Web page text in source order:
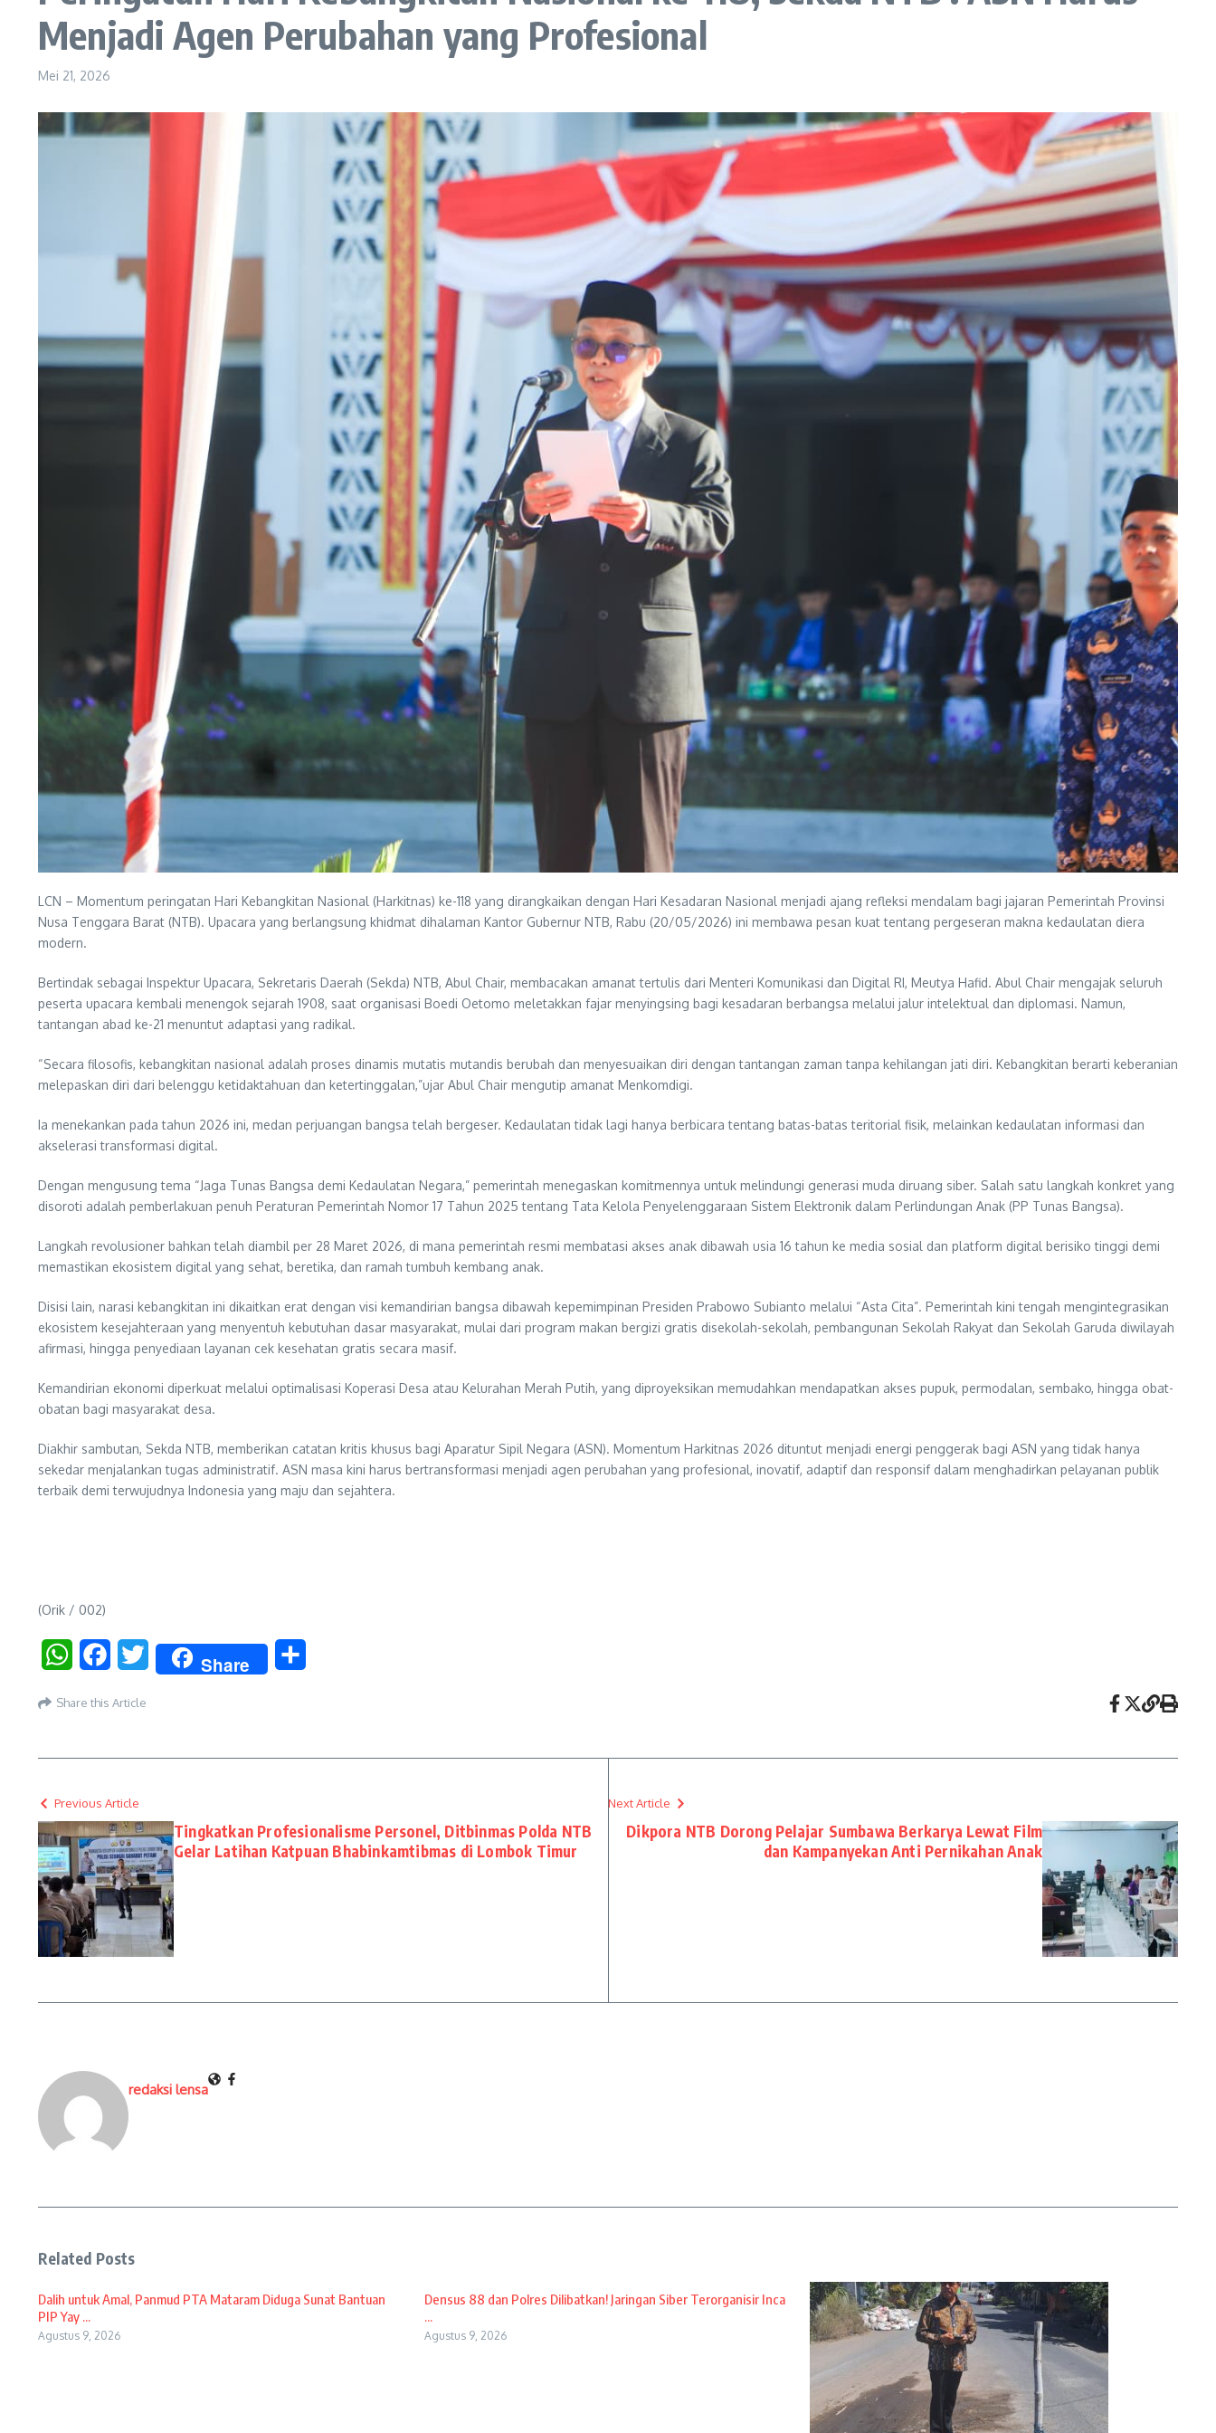
Menjadi Agen Perubahan yang Profesional
Mei 21, 2026
LCN – Momentum peringatan Hari Kebangkitan Nasional (Harkitnas) ke-118 yang dirangkaikan dengan Hari Kesadaran Nasional menjadi ajang refleksi mendalam bagi jajaran Pemerintah Provinsi
Nusa Tenggara Barat (NTB). Upacara yang berlangsung khidmat dihalaman Kantor Gubernur NTB, Rabu (20/05/2026) ini membawa pesan kuat tentang pergeseran makna kedaulatan diera
modern.
Bertindak sebagai Inspektur Upacara, Sekretaris Daerah (Sekda) NTB, Abul Chair, membacakan amanat tertulis dari Menteri Komunikasi dan Digital RI, Meutya Hafid. Abul Chair mengajak seluruh
peserta upacara kembali menengok sejarah 1908, saat organisasi Boedi Oetomo meletakkan fajar menyingsing bagi kesadaran berbangsa melalui jalur intelektual dan diplomasi. Namun,
tantangan abad ke-21 menuntut adaptasi yang radikal.
“Secara filosofis, kebangkitan nasional adalah proses dinamis mutatis mutandis berubah dan menyesuaikan diri dengan tantangan zaman tanpa kehilangan jati diri. Kebangkitan berarti keberanian
melepaskan diri dari belenggu ketidaktahuan dan ketertinggalan,”ujar Abul Chair mengutip amanat Menkomdigi.
Ia menekankan pada tahun 2026 ini, medan perjuangan bangsa telah bergeser. Kedaulatan tidak lagi hanya berbicara tentang batas-batas teritorial fisik, melainkan kedaulatan informasi dan
akselerasi transformasi digital.
Dengan mengusung tema “Jaga Tunas Bangsa demi Kedaulatan Negara,” pemerintah menegaskan komitmennya untuk melindungi generasi muda diruang siber. Salah satu langkah konkret yang
disoroti adalah pemberlakuan penuh Peraturan Pemerintah Nomor 17 Tahun 2025 tentang Tata Kelola Penyelenggaraan Sistem Elektronik dalam Perlindungan Anak (PP Tunas Bangsa).
Langkah revolusioner bahkan telah diambil per 28 Maret 2026, di mana pemerintah resmi membatasi akses anak dibawah usia 16 tahun ke media sosial dan platform digital berisiko tinggi demi
memastikan ekosistem digital yang sehat, beretika, dan ramah tumbuh kembang anak.
Disisi lain, narasi kebangkitan ini dikaitkan erat dengan visi kemandirian bangsa dibawah kepemimpinan Presiden Prabowo Subianto melalui “Asta Cita”. Pemerintah kini tengah mengintegrasikan
ekosistem kesejahteraan yang menyentuh kebutuhan dasar masyarakat, mulai dari program makan bergizi gratis disekolah-sekolah, pembangunan Sekolah Rakyat dan Sekolah Garuda diwilayah
afirmasi, hingga penyediaan layanan cek kesehatan gratis secara masif.
Kemandirian ekonomi diperkuat melalui optimalisasi Koperasi Desa atau Kelurahan Merah Putih, yang diproyeksikan memudahkan mendapatkan akses pupuk, permodalan, sembako, hingga obat-
obatan bagi masyarakat desa.
Diakhir sambutan, Sekda NTB, memberikan catatan kritis khusus bagi Aparatur Sipil Negara (ASN). Momentum Harkitnas 2026 dituntut menjadi energi penggerak bagi ASN yang tidak hanya
sekedar menjalankan tugas administratif. ASN masa kini harus bertransformasi menjadi agen perubahan yang profesional, inovatif, adaptif dan responsif dalam menghadirkan pelayanan publik
terbaik demi terwujudnya Indonesia yang maju dan sejahtera.
(Orik / 002)
WhatsAppFacebookTwitter Share
Share this Article
Previous Article
Tingkatkan Profesionalisme Personel, Ditbinmas Polda NTB
Gelar Latihan Katpuan Bhabinkamtibmas di Lombok Timur
Next Article
Dikpora NTB Dorong Pelajar Sumbawa Berkarya Lewat Film
dan Kampanyekan Anti Pernikahan Anak
redaksi lensa
Related Posts
Dalih untuk Amal, Panmud PTA Mataram Diduga Sunat Bantuan
PIP Yay ...
Agustus 9, 2026
Densus 88 dan Polres Dilibatkan! Jaringan Siber Terorganisir Inca
...
Agustus 9, 2026